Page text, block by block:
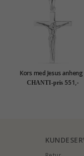
Kors med Jesus anheng
sølv - Amoré
CHANTI-pris 551,-